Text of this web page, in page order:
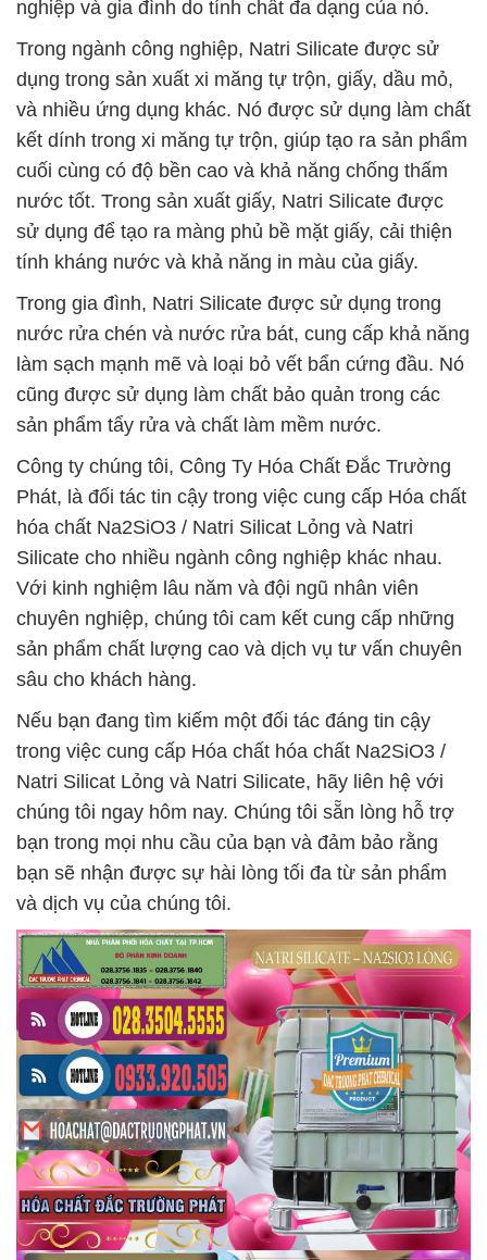
nghiệp và gia đình do tính chất đa dạng của nó.
Trong ngành công nghiệp, Natri Silicate được sử
dụng trong sản xuất xi măng tự trộn, giấy, dầu mỏ,
và nhiều ứng dụng khác. Nó được sử dụng làm chất
kết dính trong xi măng tự trộn, giúp tạo ra sản phẩm
cuối cùng có độ bền cao và khả năng chống thấm
nước tốt. Trong sản xuất giấy, Natri Silicate được
sử dụng để tạo ra màng phủ bề mặt giấy, cải thiện
tính kháng nước và khả năng in màu của giấy.
Trong gia đình, Natri Silicate được sử dụng trong
nước rửa chén và nước rửa bát, cung cấp khả năng
làm sạch mạnh mẽ và loại bỏ vết bẩn cứng đầu. Nó
cũng được sử dụng làm chất bảo quản trong các
sản phẩm tẩy rửa và chất làm mềm nước.
Công ty chúng tôi, Công Ty Hóa Chất Đắc Trường
Phát, là đối tác tin cậy trong việc cung cấp Hóa chất
hóa chất Na2SiO3 / Natri Silicat Lỏng và Natri
Silicate cho nhiều ngành công nghiệp khác nhau.
Với kinh nghiệm lâu năm và đội ngũ nhân viên
chuyên nghiệp, chúng tôi cam kết cung cấp những
sản phẩm chất lượng cao và dịch vụ tư vấn chuyên
sâu cho khách hàng.
Nếu bạn đang tìm kiếm một đối tác đáng tin cậy
trong việc cung cấp Hóa chất hóa chất Na2SiO3 /
Natri Silicat Lỏng và Natri Silicate, hãy liên hệ với
chúng tôi ngay hôm nay. Chúng tôi sẵn lòng hỗ trợ
bạn trong mọi nhu cầu của bạn và đảm bảo rằng
bạn sẽ nhận được sự hài lòng tối đa từ sản phẩm
và dịch vụ của chúng tôi.